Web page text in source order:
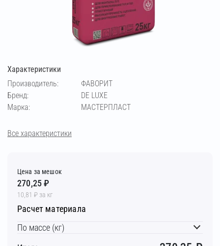
Характеристики
Производитель:
ФАВОРИТ
Бренд:
DE LUXE
Марка:
МАСТЕРПЛАСТ
Все характеристики
Цена за мешок
270,25 ₽
10,81 ₽ за кг
Расчет материала
По массе (кг)